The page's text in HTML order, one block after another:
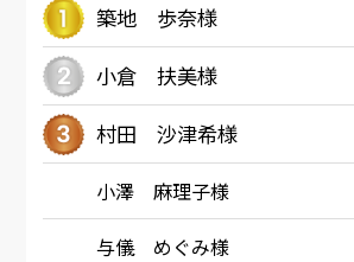
築地 歩奈様
小倉 扶美様
村田 沙津希様
小澤 麻理子様
与儀 めぐみ様